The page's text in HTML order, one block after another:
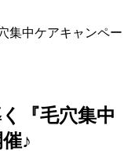
集中ケアキャンペー
『毛穴集中
♪